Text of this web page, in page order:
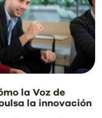
la Voz de
la innovación